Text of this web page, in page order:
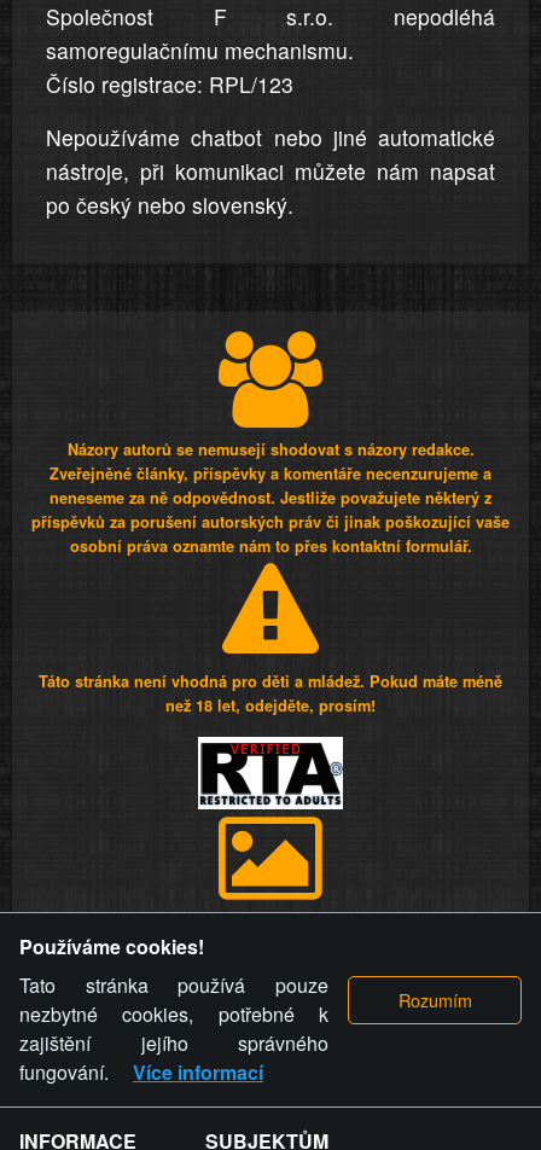
Společnost F s.r.o. nepodléhá
samoregulačnímu mechanismu.
Číslo registrace: RPL/123
Nepoužíváme chatbot nebo jiné automatické
nástroje, při komunikaci můžete nám napsat
po český nebo slovenský.
Názory autorů se nemusejí shodovat s názory redakce.
Zveřejněné články, příspěvky a komentáře necenzurujeme a
neneseme za ně odpovědnost. Jestliže považujete některý z
příspěvků za porušení autorských práv či jinak poškozující vaše
osobní práva oznamte nám to přes kontaktní formulář.
Táto stránka není vhodná pro děti a mládež. Pokud máte méně
než 18 let, odejděte, prosím!
videa a komentáře. Osoba, které se toto opatření provozovatele
stránky týče, ani osoba, která umístila fotografii nebo video na
stránku, nemůže z důvodu odstranění fotografie, videa nebo
komentáře pro výše uvedenou okolnost uplatnit vůči
provozovateli stránky žádný nárok na náhradu škody nebo
nemajetkové újmy.
Používáme cookies!
Tato stránka používá pouze
nezbytné cookies, potřebné k
zajištění jejího správného
fungování.
Více informací
INFORMACE SUBJEKTŮM